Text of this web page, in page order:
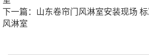
下一篇： 山东卷帘门风淋室安装现场
风淋室